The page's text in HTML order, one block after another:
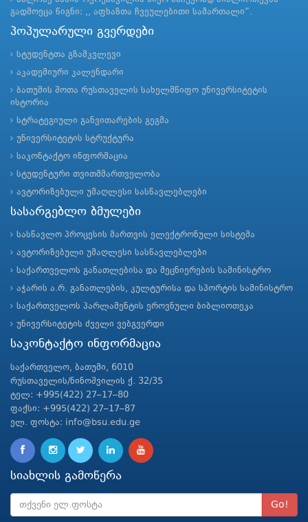
გადმოეცა წიგნი: ,, აფხაზთა ჩვეულებითი სამართალი”.
პოპულარული გვერდები
სტუდენტთა გზამკვლევი
აკადემიური კალენდარი
ბათუმის შოთა რუსთაველის სახელმწიფო უნივერსიტეტის
ისტორია
სტრატეგიული განვითარების გეგმა
უნივერსიტეტის სტრუქტურა
საკონტაქტო ინფორმაცია
სტუდენტური თვითმმართველობა
ავტორიზებული უმაღლესი სასწავლებლები
სასარგებლო ბმულები
სასწავლო პროცესის მართვის ელექტრონული სისტემა
ავტორიზებული უმაღლესი სასწავლებლები
საქართველოს განათლებისა და მეცნიერების სამინისტრო
აჭარის ა.რ. განათლების, კულტურისა და სპორტის სამინისტრო
საქართველოს პარლამენტის ეროვნული ბიბლიოთეკა
უნივერსიტეტის ძველი ვებგვერდი
საკონტაქტო ინფორმაცია
საქართველო, ბათუმი, 6010
რუსთაველის/ნინოშვილის ქ. 32/35
ტელ: +995(422) 27–17–80
ფაქსი: +995(422) 27–17–87
ელ. ფოსტა: info@bsu.edu.ge
სიახლის გამოწერა
Go!